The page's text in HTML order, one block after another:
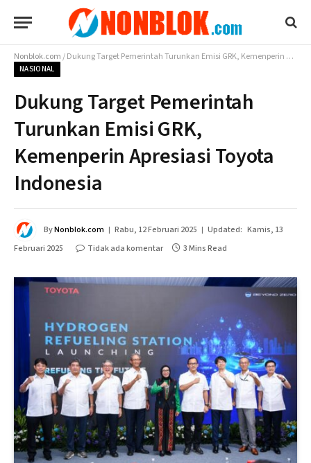
Nonblok.com/Dukung Target Pemerintah Turunkan Emisi GRK, Kemenperin Apresiasi Toyota Indonesia
NASIONAL
Dukung Target Pemerintah
Turunkan Emisi GRK,
Kemenperin Apresiasi Toyota
Indonesia
ByNonblok.com Rabu, 12 Februari 2025 Updated: Kamis, 13
Februari 2025
Tidak ada komentar 3 Mins Read